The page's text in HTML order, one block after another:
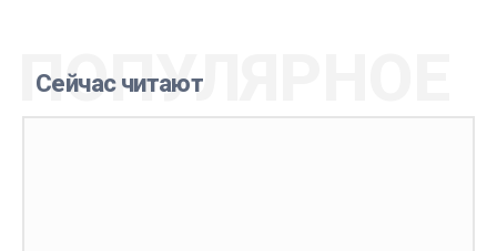
Сейчас читают
ПОПУЛЯРНОЕ